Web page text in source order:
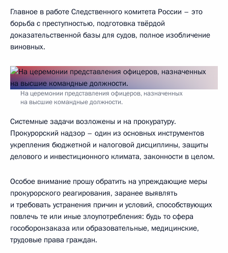
Главное в работе Следственного комитета России – это
борьба с преступностью, подготовка твёрдой
доказательственной базы для судов, полное изобличение
виновных.
На церемонии представления офицеров, назначенных
на высшие командные должности.
Системные задачи возложены и на прокуратуру.
Прокурорский надзор – один из основных инструментов
укрепления бюджетной и налоговой дисциплины, защиты
делового и инвестиционного климата, законности в целом.
Особое внимание прошу обратить на упреждающие меры
прокурорского реагирования, заранее выявлять
и требовать устранения причин и условий, способствующих
повлечь те или иные злоупотребления: будь то сфера
гособоронзаказа или образовательные, медицинские,
трудовые права граждан.